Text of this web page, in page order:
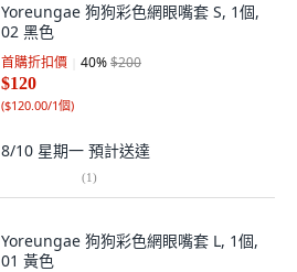
Yoreungae 狗狗彩色網眼嘴套 S, 1個,
02 黑色
首購折扣價 40%$200
$120
($120.00/1個)
8/10 星期一 預計送達
(1)
Yoreungae 狗狗彩色網眼嘴套 L, 1個,
01 黃色